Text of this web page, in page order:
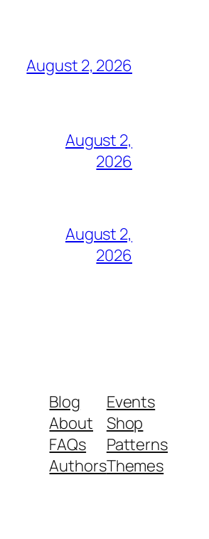
August 2, 2026
August 2,
2026
August 2,
2026
Blog
About
FAQs
Authors
Events
Shop
Patterns
Themes